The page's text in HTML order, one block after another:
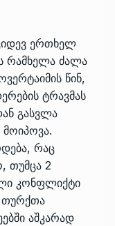
ერთხელ
რამხელა ძალა
წინ,
ტრავმას
გასვლა
რაც
თუმცა 2
კონფლიქტი
თურქთა
აშკარად